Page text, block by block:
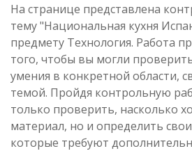
На странице представлена
тему "Национальная кухня
предмету Технология. Работа
того, чтобы вы могли
умения в конкретной области,
темой. Пройдя контрольную
только проверить, насколько
материал, но и определить
которые требуют